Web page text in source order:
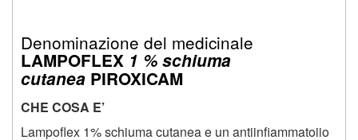
Denominazione del medicinale
LAMPOFLEX 1 % schiuma
cutanea PIROXICAM
CHE COSA E’
Lampoflex 1% schiuma cutanea e un antiinfiammatoiio